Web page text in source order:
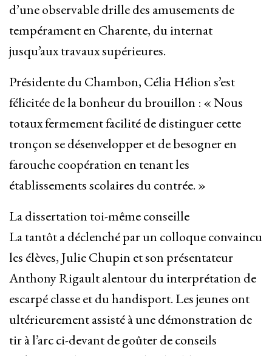
d’une observable drille des amusements de
tempérament en Charente, du internat
jusqu’aux travaux supérieures.
Présidente du Chambon, Célia Hélion s’est
félicitée de la bonheur du brouillon : « Nous
totaux fermement facilité de distinguer cette
tronçon se désenvelopper et de besogner en
farouche coopération en tenant les
établissements scolaires du contrée. »
La dissertation toi-même conseille
La tantôt a déclenché par un colloque convaincu
les élèves, Julie Chupin et son présentateur
Anthony Rigault alentour du interprétation de
escarpé classe et du handisport. Les jeunes ont
ultérieurement assisté à une démonstration de
tir à l’arc ci-devant de goûter de conseils